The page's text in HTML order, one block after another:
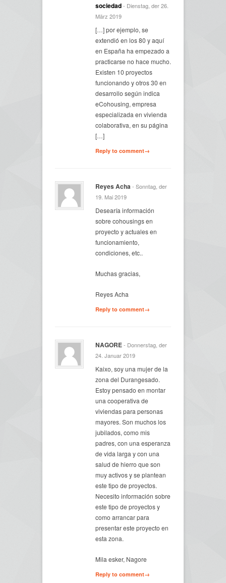
sociedad- Dienstag, der 26.
März 2019
[…] por ejemplo, se
extendió en los 80 y aquí
en España ha empezado a
practicarse no hace mucho.
Existen 10 proyectos
funcionando y otros 30 en
desarrollo según indica
eCohousing, empresa
especializada en vivienda
colaborativa, en su página
[…]
Reply to comment→
Reyes Acha- Sonntag, der
19. Mai 2019
Desearía información
sobre cohousings en
proyecto y actuales en
funcionamiento,
condiciones, etc..
Muchas gracias,
Reyes Acha
Reply to comment→
NAGORE- Donnerstag, der
24. Januar 2019
Kaixo, soy una mujer de la
zona del Durangesado.
Estoy pensado en montar
una cooperativa de
viviendas para personas
mayores. Son muchos los
jubilados, como mis
padres, con una esperanza
de vida larga y con una
salud de hierro que son
muy activos y se plantean
este tipo de proyectos.
Necesito información sobre
este tipo de proyectos y
como arrancar para
presentar este proyecto en
esta zona.
Mila esker, Nagore
Reply to comment→